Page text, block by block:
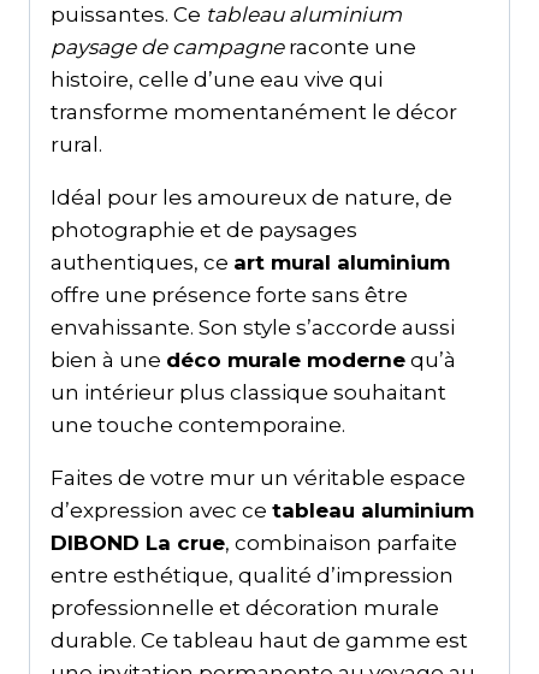
puissantes. Ce tableau aluminium
paysage de campagneraconte une
histoire, celle d’une eau vive qui
transforme momentanément le décor
rural.
Idéal pour les amoureux de nature, de
photographie et de paysages
authentiques, ce art mural aluminium
offre une présence forte sans être
envahissante. Son style s’accorde aussi
bien à une déco murale moderne qu’à
un intérieur plus classique souhaitant
une touche contemporaine.
Faites de votre mur un véritable espace
d’expression avec ce tableau aluminium
DIBOND La crue, combinaison parfaite
entre esthétique, qualité d’impression
professionnelle et décoration murale
durable. Ce tableau haut de gamme est